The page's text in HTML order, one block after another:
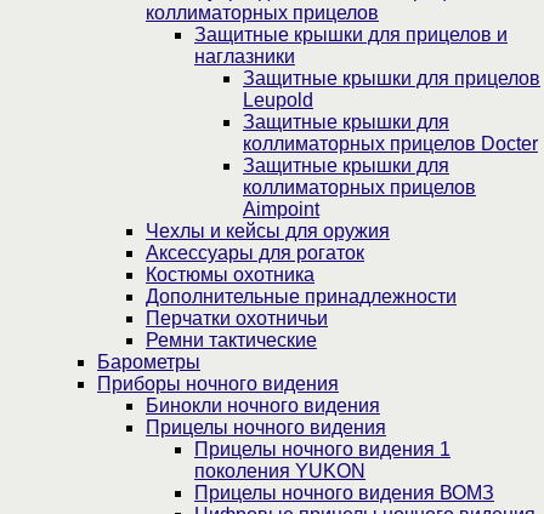
коллиматорных прицелов
Защитные крышки для прицелов и
наглазники
Защитные крышки для прицелов
Leupold
Защитные крышки для
коллиматорных прицелов Docter
Защитные крышки для
коллиматорных прицелов
Aimpoint
Чехлы и кейсы для оружия
Аксессуары для рогаток
Костюмы охотника
Дополнительные принадлежности
Перчатки охотничьи
Ремни тактические
Барометры
Приборы ночного видения
Бинокли ночного видения
Прицелы ночного видения
Прицелы ночного видения 1
поколения YUKON
Прицелы ночного видения ВОМЗ